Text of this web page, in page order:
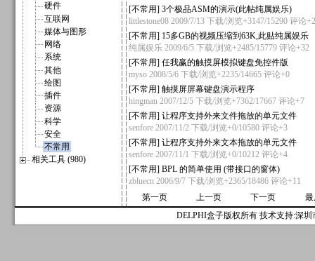
硬件
互联网
媒体与图形
网络
系统
其他
绘图
插件
资源
科学
安全
不常用
相关工具 (980)
[不常用] 3个极品ASM的演示(此帖纯属娱乐)
littlestone08 2009/7/13 下载/浏览+3147/15290 评论
[不常用] 15多GB的视频压缩到63K,此贴纯属娱乐
纯属娱乐 2009/6/5 下载/浏览+2485/15779 评论+32
[不常用] 任我赢的触摸屏模拟键盘免控件版
myso 2008/5/6 下载/浏览+2235/14665 评论+0
[不常用] 触摸屏屏幕键盘演示程序
hingman 2007/12/5 下载/浏览+7362/17667 评论+7
[不常用] 让程序支持外来文件拖放的单元文件
senfore 2007/11/2 下载/浏览+0/10580 评论+3
[不常用] 让程序支持外来文本拖放的单元文件
senfore 2007/11/1 下载/浏览+0/10212 评论+4
[不常用] BPL 的简单使用 (带接口的窗体)
zbluecn 2006/9/7 下载/浏览+2365/18486 评论+11
第一页
上一页 下一页
DELPHI盒子版权所有 技术支持:深